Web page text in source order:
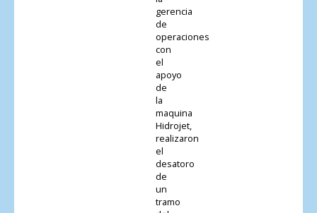
gerencia
de
operaciones
con
el
apoyo
de
la
maquina
Hidrojet,
realizaron
el
desatoro
de
un
tramo